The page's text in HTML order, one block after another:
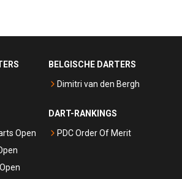
BELGISCHE DARTERS
Dimitri van den Bergh
Open
DART-RANKINGS
PDC Order Of Merit